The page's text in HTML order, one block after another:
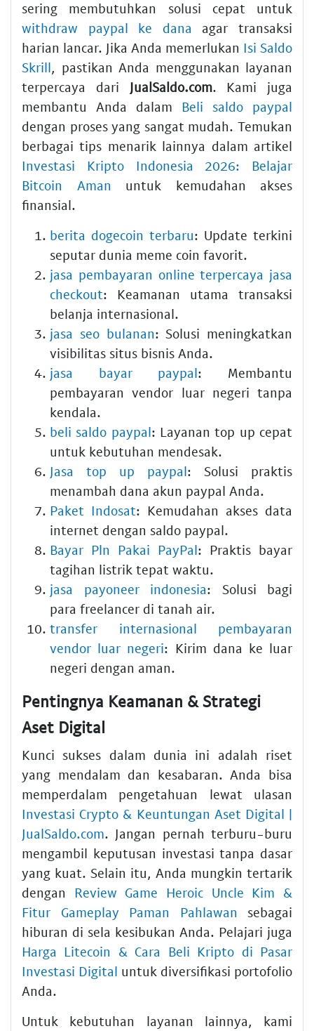
sering membutuhkan solusi cepat untuk
withdraw paypal ke dana agar transaksi
harian lancar. Jika Anda memerlukan Isi Saldo
Skrill, pastikan Anda menggunakan layanan
terpercaya dari JualSaldo.com. Kami juga
membantu Anda dalam Beli saldo paypal
dengan proses yang sangat mudah. Temukan
berbagai tips menarik lainnya dalam artikel
Investasi Kripto Indonesia 2026: Belajar
Bitcoin Aman untuk kemudahan akses
finansial.
berita dogecoin terbaru: Update terkini
seputar dunia meme coin favorit.
jasa pembayaran online terpercaya jasa
checkout: Keamanan utama transaksi
belanja internasional.
jasa seo bulanan: Solusi meningkatkan
visibilitas situs bisnis Anda.
jasa bayar paypal: Membantu
pembayaran vendor luar negeri tanpa
kendala.
beli saldo paypal: Layanan top up cepat
untuk kebutuhan mendesak.
Jasa top up paypal: Solusi praktis
menambah dana akun paypal Anda.
Paket Indosat: Kemudahan akses data
internet dengan saldo paypal.
Bayar Pln Pakai PayPal: Praktis bayar
tagihan listrik tepat waktu.
jasa payoneer indonesia: Solusi bagi
para freelancer di tanah air.
transfer internasional pembayaran
vendor luar negeri: Kirim dana ke luar
negeri dengan aman.
Pentingnya Keamanan & Strategi
Aset Digital
Kunci sukses dalam dunia ini adalah riset
yang mendalam dan kesabaran. Anda bisa
memperdalam pengetahuan lewat ulasan
Investasi Crypto & Keuntungan Aset Digital |
JualSaldo.com. Jangan pernah terburu-buru
mengambil keputusan investasi tanpa dasar
yang kuat. Selain itu, Anda mungkin tertarik
dengan Review Game Heroic Uncle Kim &
Fitur Gameplay Paman Pahlawan sebagai
hiburan di sela kesibukan Anda. Pelajari juga
Harga Litecoin & Cara Beli Kripto di Pasar
Investasi Digital untuk diversifikasi portofolio
Anda.
Untuk kebutuhan layanan lainnya, kami